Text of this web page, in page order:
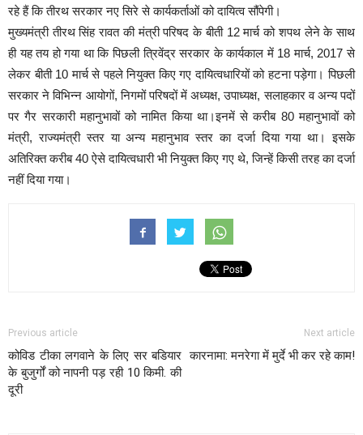
रहे हैं कि तीरथ सरकार नए सिरे से कार्यकर्ताओं को दायित्व सौंपेगी।
मुख्यमंत्री तीरथ सिंह रावत की मंत्री परिषद के बीती 12 मार्च को शपथ लेने के साथ
ही यह तय हो गया था कि पिछली त्रिवेंद्र सरकार के कार्यकाल में 18 मार्च, 2017 से
लेकर बीती 10 मार्च से पहले नियुक्त किए गए दायित्वधारियों को हटना पड़ेगा। पिछली
सरकार ने विभिन्न आयोगों, निगमों परिषदों में अध्यक्ष, उपाध्यक्ष, सलाहकार व अन्य पदों
पर गैर सरकारी महानुभावों को नामित किया था।इनमें से करीब 80 महानुभावों को
मंत्री, राज्यमंत्री स्तर या अन्य महानुभाव स्तर का दर्जा दिया गया था। इसके
अतिरिक्त करीब 40 ऐसे दायित्वधारी भी नियुक्त किए गए थे, जिन्हें किसी तरह का दर्जा
नहीं दिया गया।
Previous article
कोविड टीका लगवाने के लिए सर बडियार
के बुजुर्गों को नापनी पड़ रही 10 किमी. की
दूरी
Next article
कारनामा: मनरेगा में मुर्दे भी कर रहे काम!